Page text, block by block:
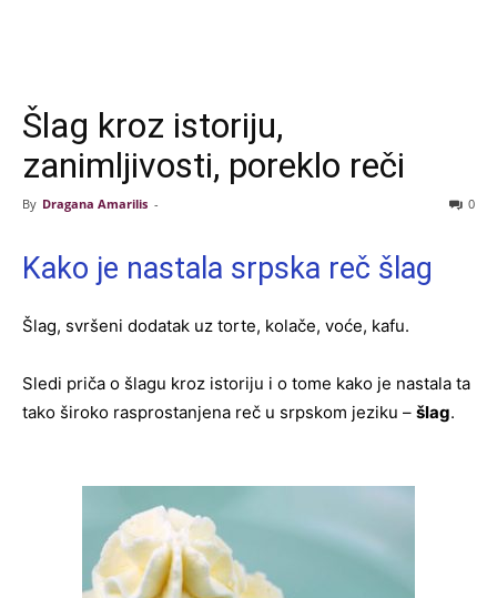
Šlag kroz istoriju,
zanimljivosti, poreklo reči
By Dragana Amarilis - 0
Kako je nastala srpska reč šlag
Šlag, svršeni dodatak uz torte, kolače, voće, kafu.
Sledi priča o šlagu kroz istoriju i o tome kako je nastala ta
tako široko rasprostanjena reč u srpskom jeziku – šlag.